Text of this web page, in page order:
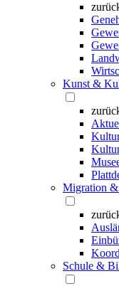
Kunst &
Migration
Schule &